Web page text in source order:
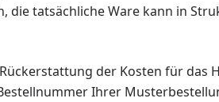
tatsächliche Ware kann in
der Kosten für das
Ihrer